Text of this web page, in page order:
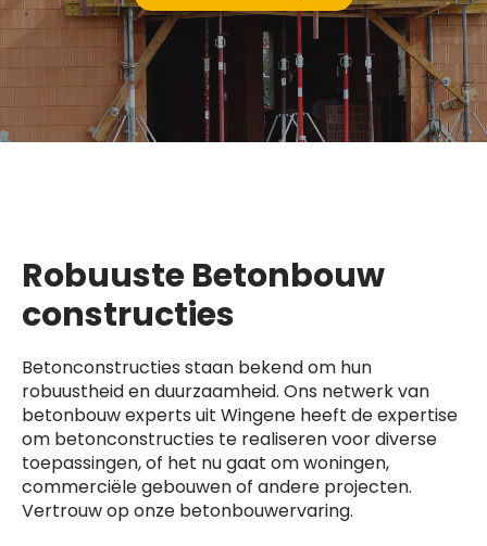
Robuuste Betonbouw
constructies
Betonconstructies staan bekend om hun
robuustheid en duurzaamheid. Ons netwerk van
betonbouw experts uit Wingene heeft de expertise
om betonconstructies te realiseren voor diverse
toepassingen, of het nu gaat om woningen,
commerciële gebouwen of andere projecten.
Vertrouw op onze betonbouwervaring.